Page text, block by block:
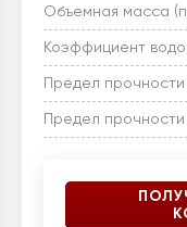
Объемная масса
Коэффициент
Предел
Предел прочности